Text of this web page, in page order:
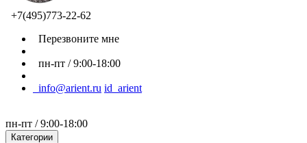
+7(495)773-22-62
Перезвоните мне
пн-пт / 9:00-18:00
info@arient.ru id_arient
пн-пт / 9:00-18:00
Категории